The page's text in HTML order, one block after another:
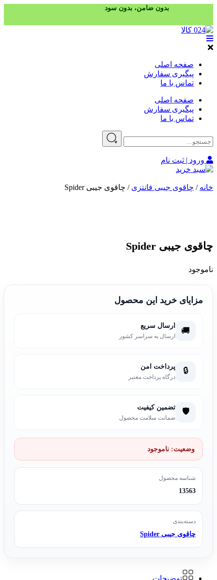
بدون ضامن، بدون سود
صفحه اصلی
پیگیری سفارش
تماس با ما
صفحه اصلی
پیگیری سفارش
تماس با ما
ورود | ثبت نام
خانه / چاقوی جیبی فانتزی / چاقوی جیبی Spider
چاقوی جیبی Spider
ناموجود
مزایای خرید این محصول
🚚 ارسال سریع
ارسال به سراسر کشور
🔒 پرداخت امن
درگاه پرداخت معتبر
🛡️ تضمین کیفیت
ضمانت سلامت محصول
وضعیت: ناموجود
شناسه محصول
13563
دسته‌بندی
چاقوی جیبی Spider
توضیحات